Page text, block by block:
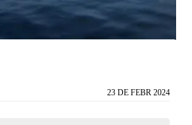
23 DE FEBR 2024